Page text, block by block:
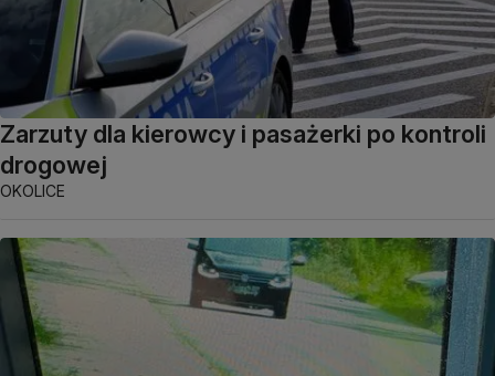
Zarzuty dla kierowcy i pasażerki po kontroli
drogowej
OKOLICE